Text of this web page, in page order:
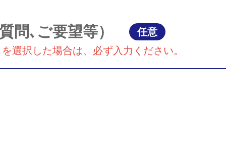
問､ご要望等）
任意
選択した場合は、必ず入力ください。